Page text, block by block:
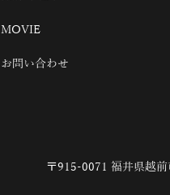
MOVIE
お問い合わせ
〒915-0071 福井県越